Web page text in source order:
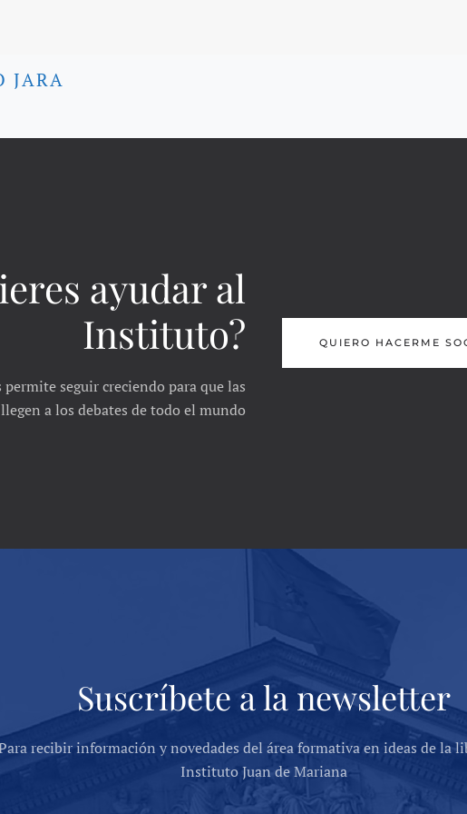
JARA
ayudar al
Instituto?
seguir creciendo para que las
a los debates de todo el mundo
QUIERO HACERME
Suscríbete a la newsletter
recibir información y novedades del área formativa en ideas de la
Instituto Juan de Mariana